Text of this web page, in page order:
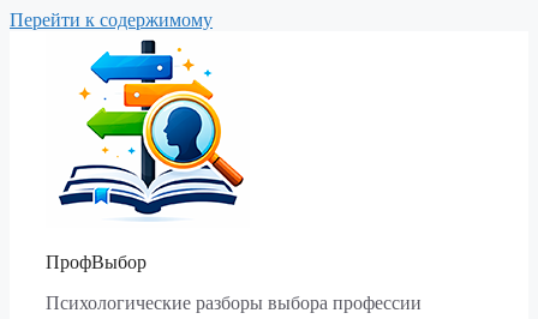
Перейти к содержимому
ПрофВыбор
Психологические разборы выбора профессии